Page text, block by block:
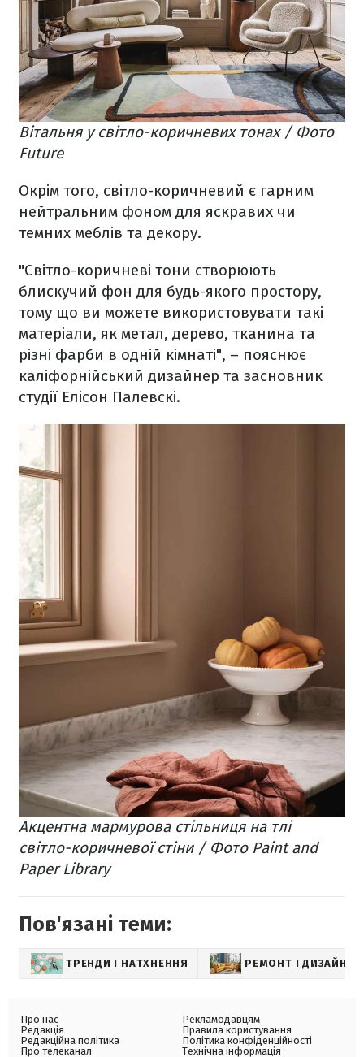
Вітальня у світло-коричневих тонах / Фото
Future
Окрім того, світло-коричневий є гарним
нейтральним фоном для яскравих чи
темних меблів та декору.
"Світло-коричневі тони створюють
блискучий фон для будь-якого простору,
тому що ви можете використовувати такі
матеріали, як метал, дерево, тканина та
різні фарби в одній кімнаті", – пояснює
каліфорнійський дизайнер та засновник
студії Елісон Палевскі.
Акцентна мармурова стільниця на тлі
світло-коричневої стіни / Фото Paint and
Paper Library
Пов'язані теми:
ТРЕНДИ І НАТХНЕННЯ РЕМОНТ І ДИЗАЙН
Про нас
Редакція
Редакційна політика
Про телеканал
Рекламодавцям
Правила користування
Політика конфіденційності
Технічна інформація